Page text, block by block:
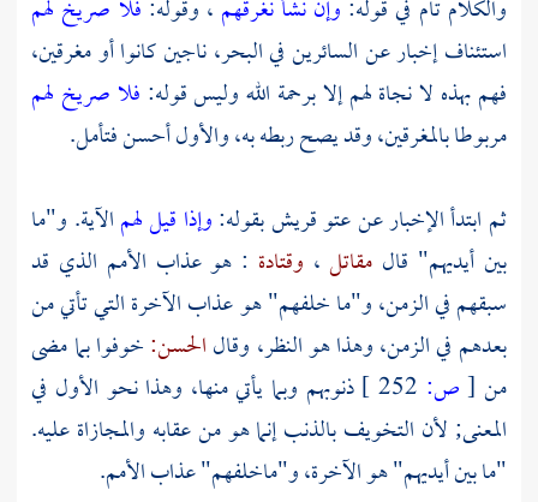
والكلام تام في قوله: وإن نشأ نغرقهم ، وقوله: فلا صريخ لهم
استئناف إخبار عن السائرين في البحر، ناجين كانوا أو مغرقين،
فهم بهذه لا نجاة لهم إلا برحمة الله وليس قوله: فلا صريخ لهم
مربوطا بالمغرقين، وقد يصح ربطه به، والأول أحسن فتأمل.
ثم ابتدأ الإخبار عن عتو قريش بقوله:وإذا قيل لهمالآية. و"ما
بين أيديهم" قال مقاتل ، وقتادة : هو عذاب الأمم الذي قد
سبقهم في الزمن، و"ما خلفهم" هو عذاب الآخرة التي تأتي من
بعدهم في الزمن، وهذا هو النظر، وقالالحسن:خوفوا بما مضى
من [ص:
ذنوبهم وبما يأتي منها، وهذا نحو الأول في
المعنى; لأن التخويف بالذنب إنما هو من عقابه والمجازاة عليه.
"ما بين أيديهم" هو الآخرة، و"ماخلفهم" عذاب الأمم.